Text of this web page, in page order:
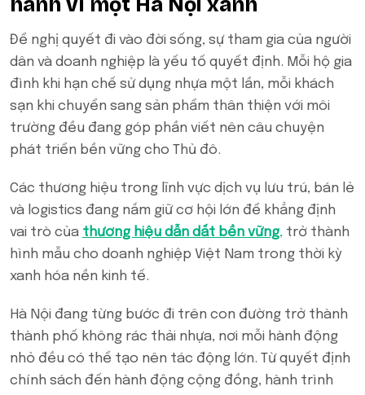
hành vì một Hà Nội xanh
Để nghị quyết đi vào đời sống, sự tham gia của người
dân và doanh nghiệp là yếu tố quyết định. Mỗi hộ gia
đình khi hạn chế sử dụng nhựa một lần, mỗi khách
sạn khi chuyển sang sản phẩm thân thiện với môi
trường đều đang góp phần viết nên câu chuyện
phát triển bền vững cho Thủ đô.
Các thương hiệu trong lĩnh vực dịch vụ lưu trú, bán lẻ
và logistics đang nắm giữ cơ hội lớn để khẳng định
vai trò của thương hiệu dẫn dắt bền vững, trở thành
hình mẫu cho doanh nghiệp Việt Nam trong thời kỳ
xanh hóa nền kinh tế.
Hà Nội đang từng bước đi trên con đường trở thành
thành phố không rác thải nhựa, nơi mỗi hành động
nhỏ đều có thể tạo nên tác động lớn. Từ quyết định
chính sách đến hành động cộng đồng, hành trình